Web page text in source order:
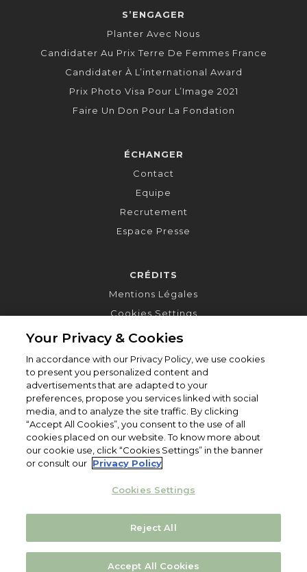
S’ENGAGER
Planter Avec Nous
Candidater Au Prix Terre De Femmes France
Candidater À L’international Award
Prix Photo Visa Pour L’Image 2021
Faire Un Don Pour La Fondation
ÉCHANGER
Contact
Equipe
Recrutement
Espace Presse
CRÉDITS
Mentions Légales
Cookies Settings
© Fondation Yves Rocher 2019. All Rights Reserved.
Your Privacy & Cookies
In accordance with our Privacy Policy, we use cookies
to present you personalized content and
advertisements that are adapted to your
preferences, propose you services linked with social
media, and to analyze the site traffic. By clicking
“Accept All Cookies”, you consent to the use of all
cookies placed on our website. To know more about
our cookie use, click “Cookies Settings” in the banner
or consult our Privacy Policy
Cookies Settings
Reject All
Accept All Cookies